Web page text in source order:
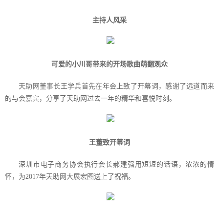
主持人风采
可爱的小川哥带来的开场歌曲萌翻观众
天助网董事长王学兵首先在年会上致了开幕词，感谢了远道而来
的与会嘉宾，分享了天助网过去一年的精华和喜悦时刻。
王董致开幕词
深圳市电子商务协会执行会长郝建强用短短的话语，浓浓的情
怀，为2017年天助网大展宏图送上了祝福。